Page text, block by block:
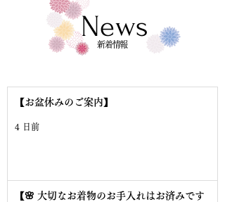
新着情報
News
【お盆休みのご案内】
4 日前
【🌸 大切なお着物のお手入れはお済みです